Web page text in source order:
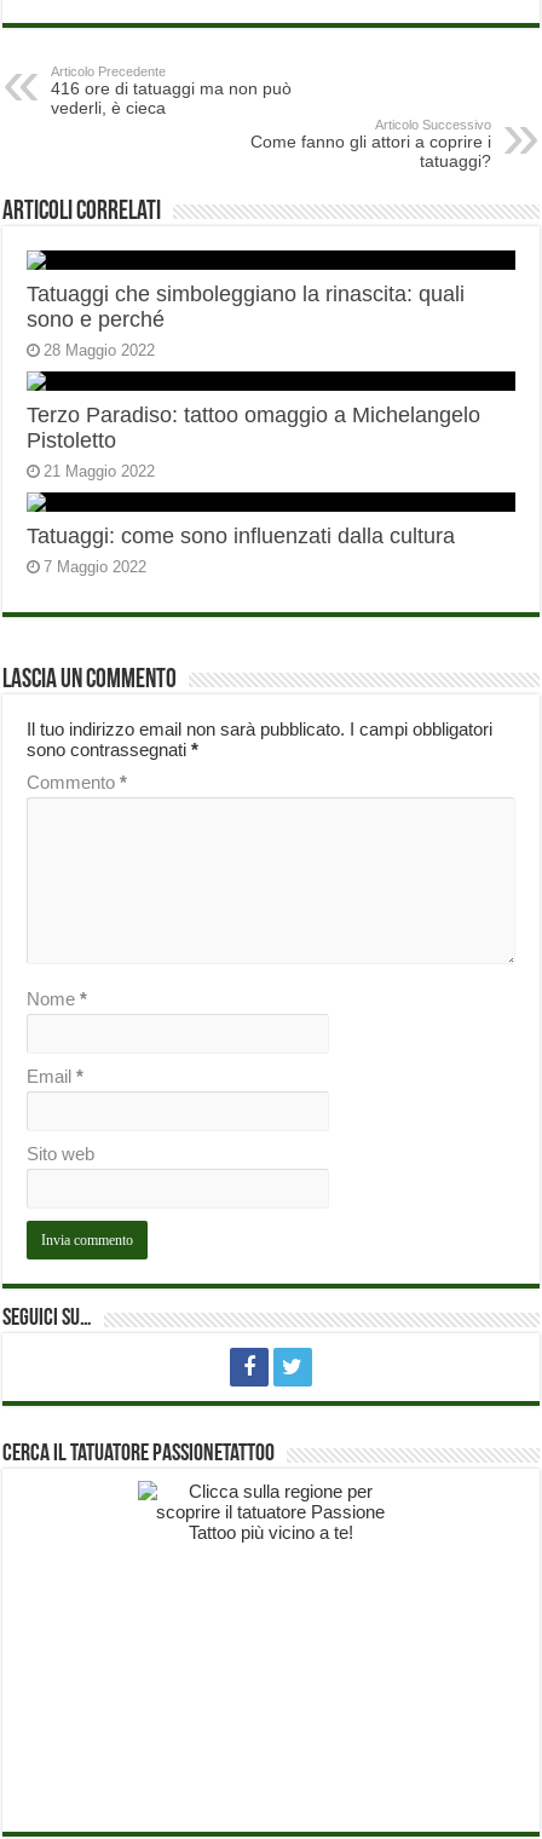
Articolo Precedente
416 ore di tatuaggi ma non può
vederli, è cieca
Articolo Successivo
Come fanno gli attori a coprire i
tatuaggi?
Articoli correlati
Tatuaggi che simboleggiano la rinascita: quali
sono e perché
28 Maggio 2022
Terzo Paradiso: tattoo omaggio a Michelangelo
Pistoletto
21 Maggio 2022
Tatuaggi: come sono influenzati dalla cultura
7 Maggio 2022
Lascia un commento
Il tuo indirizzo email non sarà pubblicato. I campi obbligatori
sono contrassegnati*
Commento*
Nome*
Email*
Sito web
Seguici su…
Cerca il Tatuatore PassioneTattoo